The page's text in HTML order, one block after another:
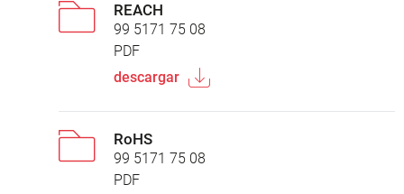
REACH
99 5171 75 08
PDF
descargar
RoHS
99 5171 75 08
PDF